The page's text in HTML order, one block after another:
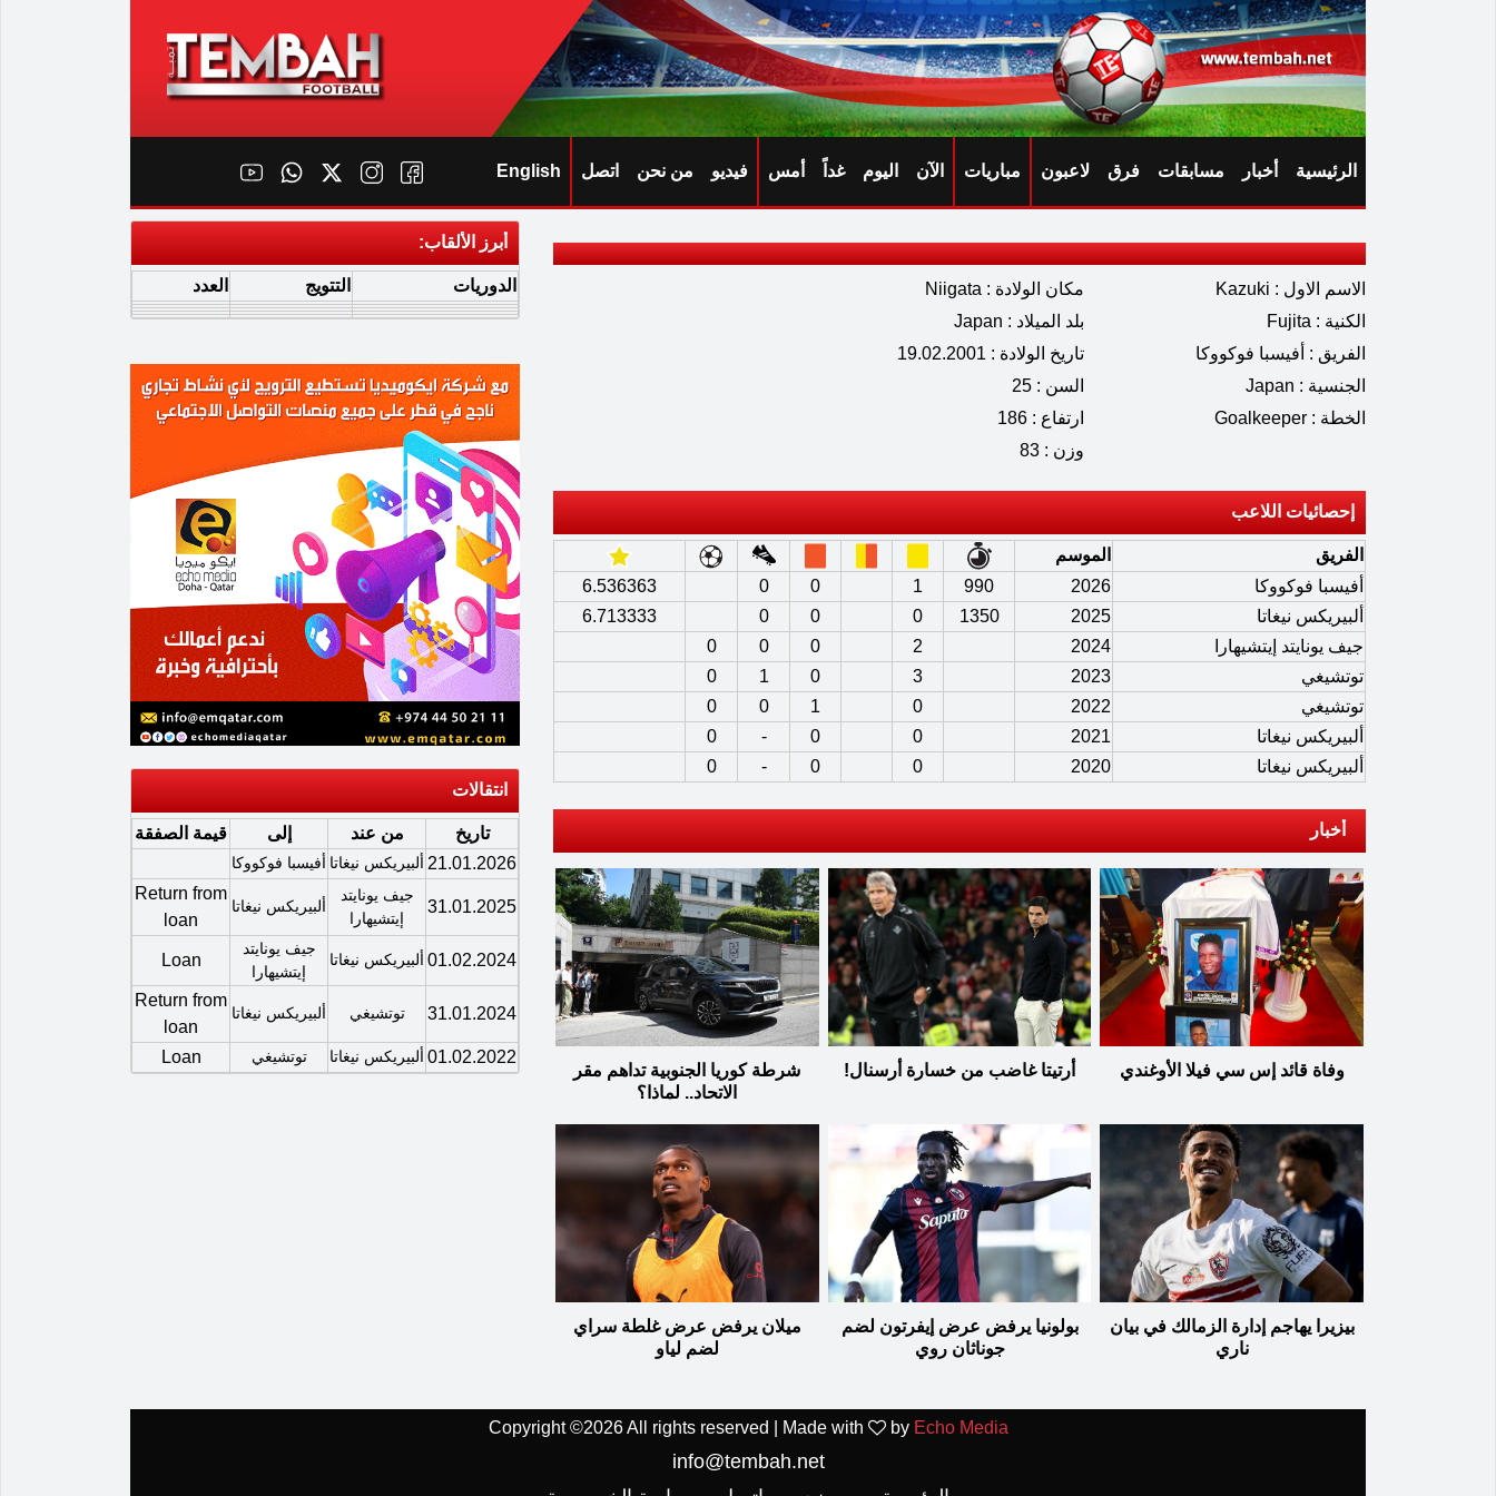
الرئيسية أخبار مسابقات فرق لاعبون مباريات الآن اليوم غداً أمس فيديو من نحن اتصل English
الاسم الاول : Kazuki
الكنية : Fujita
الفريق : أفيسبا فوكووكا
الجنسية : Japan
الخطة : Goalkeeper
مكان الولادة : Niigata
بلد الميلاد : Japan
تاريخ الولادة : 19.02.2001
السن : 25
ارتفاع : 186
وزن : 83
إحصائيات اللاعب
الفريق
الموسم
أفيسبا فوكووكا
2026
990
1
0
0
6.536363
ألبيريكس نيغاتا
2025
1350
0
0
0
6.713333
جيف يونايتد إيتشيهارا
2024
2
0
0
0
توتشيغي
2023
3
0
1
0
توتشيغي
2022
0
1
0
0
ألبيريكس نيغاتا
2021
0
0
-
0
ألبيريكس نيغاتا
2020
0
0
-
0
أخبار
وفاة قائد إس سي فيلا الأوغندي أرتيتا غاضب من خسارة أرسنال!
شرطة كوريا الجنوبية تداهم مقر
الاتحاد.. لماذا؟
بيزيرا يهاجم إدارة الزمالك في بيان
ناري
بولونيا يرفض عرض إيفرتون لضم
جوناثان روي
ميلان يرفض عرض غلطة سراي
لضم لياو
أبرز الألقاب:
الدوريات التتويج العدد
انتقالات
تاريخ من عند إلى
قيمة الصفقة
21.01.2026 ألبيريكس نيغاتا أفيسبا فوكووكا
31.01.2025
جيف يونايتد
إيتشيهارا
ألبيريكس نيغاتا
Return from
loan
01.02.2024 ألبيريكس نيغاتا
جيف يونايتد
إيتشيهارا
Loan
31.01.2024 توتشيغي ألبيريكس نيغاتا
Return from
loan
01.02.2022 ألبيريكس نيغاتا توتشيغي Loan
Copyright ©2026 All rights reserved | Made with by Echo Media
info@tembah.net